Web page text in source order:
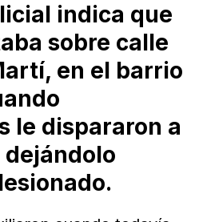
indica que
sobre calle
en el barrio
le dispararon a